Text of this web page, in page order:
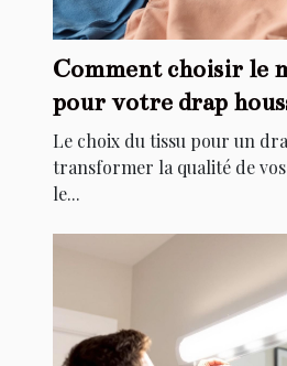
Comment choisir le
pour votre drap
Le choix du tissu pour un
transformer la qualité de
le...